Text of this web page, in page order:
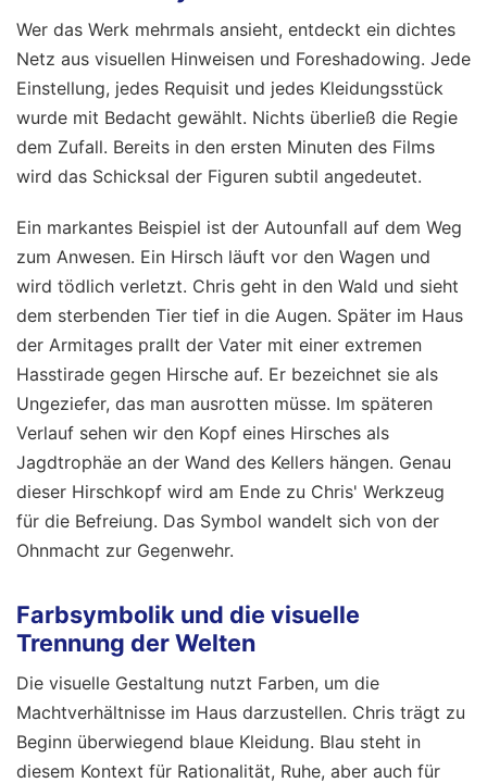
Wer das Werk mehrmals ansieht, entdeckt ein dichtes
Netz aus visuellen Hinweisen und Foreshadowing. Jede
Einstellung, jedes Requisit und jedes Kleidungsstück
wurde mit Bedacht gewählt. Nichts überließ die Regie
dem Zufall. Bereits in den ersten Minuten des Films
wird das Schicksal der Figuren subtil angedeutet.
Ein markantes Beispiel ist der Autounfall auf dem Weg
zum Anwesen. Ein Hirsch läuft vor den Wagen und
wird tödlich verletzt. Chris geht in den Wald und sieht
dem sterbenden Tier tief in die Augen. Später im Haus
der Armitages prallt der Vater mit einer extremen
Hasstirade gegen Hirsche auf. Er bezeichnet sie als
Ungeziefer, das man ausrotten müsse. Im späteren
Verlauf sehen wir den Kopf eines Hirsches als
Jagdtrophäe an der Wand des Kellers hängen. Genau
dieser Hirschkopf wird am Ende zu Chris' Werkzeug
für die Befreiung. Das Symbol wandelt sich von der
Ohnmacht zur Gegenwehr.
Farbsymbolik und die visuelle
Trennung der Welten
Die visuelle Gestaltung nutzt Farben, um die
Machtverhältnisse im Haus darzustellen. Chris trägt zu
Beginn überwiegend blaue Kleidung. Blau steht in
diesem Kontext für Rationalität, Ruhe, aber auch für